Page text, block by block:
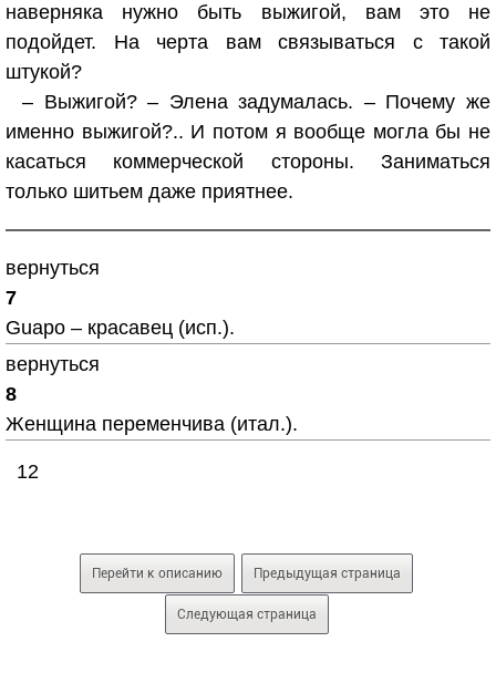
наверняка нужно быть выжигой, вам это не
подойдет. На черта вам связываться с такой
штукой?
– Выжигой? – Элена задумалась. – Почему же
именно выжигой?.. И потом я вообще могла бы не
касаться коммерческой стороны. Заниматься
только шитьем даже приятнее.
вернуться
7
Guapo – красавец (исп.).
вернуться
8
Женщина переменчива (итал.).
12
Перейти к описанию Предыдущая страница
Следующая страница